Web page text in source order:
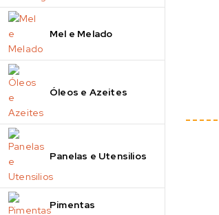
Mel e Melado
Óleos e Azeites
Panelas e Utensilios
Pimentas